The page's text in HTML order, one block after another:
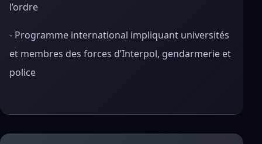
l’ordre
- Programme international impliquant universités
et membres des forces d’Interpol, gendarmerie et
police